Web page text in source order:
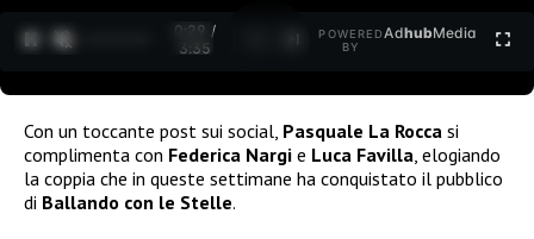
0:30 /
3:35
POWERED
BY
AdhubMedia
Con un toccante post sui social, Pasquale La Rocca si
complimenta con Federica Nargi e Luca Favilla , elogiando
la coppia che in queste settimane ha conquistato il pubblico
di Ballando con le Stelle.